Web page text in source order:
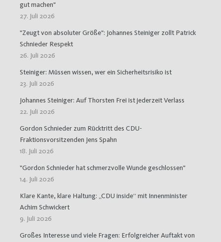
gut machen"
27. Juli 2026
"Zeugt von absoluter Größe": Johannes Steiniger zollt Patrick
Schnieder Respekt
26. Juli 2026
Steiniger: Müssen wissen, wer ein Sicherheitsrisiko ist
23. Juli 2026
Johannes Steiniger: Auf Thorsten Frei ist jederzeit Verlass
22. Juli 2026
Gordon Schnieder zum Rücktritt des CDU-
Fraktionsvorsitzenden Jens Spahn
18. Juli 2026
"Gordon Schnieder hat schmerzvolle Wunde geschlossen"
14. Juli 2026
Klare Kante, klare Haltung: „CDU inside“ mit Innenminister
Achim Schwickert
9. Juli 2026
Großes Interesse und viele Fragen: Erfolgreicher Auftakt von